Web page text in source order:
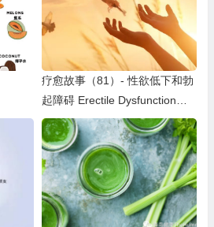
疗愈故事（81）- 性欲低下和勃
起障碍 Erectile Dysfunction＆L
oss of Libido